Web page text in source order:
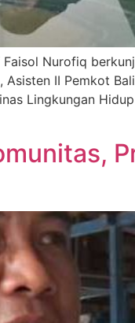
Nurofiq
II Pemkot
Lingkungan